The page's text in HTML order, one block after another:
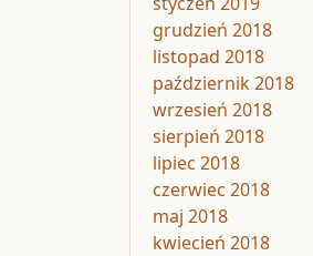
grudzień 2018
listopad 2018
październik 2018
wrzesień 2018
sierpień 2018
lipiec 2018
czerwiec 2018
maj 2018
kwiecień 2018